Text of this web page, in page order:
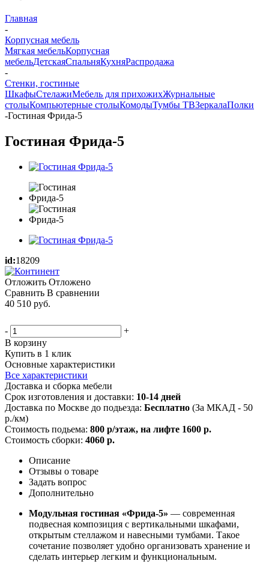
Главная
-
Корпусная мебель
Мягкая мебельКорпусная
мебельДетскаяСпальняКухняРаспродажа
-
Стенки, гостиные
ШкафыСтелажиМебель для прихожихЖурнальные
столыКомпьютерные столыКомодыТумбы ТВЗеркалаПолки
-Гостиная Фрида-5
Гостиная Фрида-5
id:18209
Отложить Отложено
Сравнить В сравнении
40 510 руб.
-
+
В корзину
Купить в 1 клик
Основные характеристики
Все характеристики
Доставка и сборка мебели
Срок изготовления и доставки: 10-14 дней
Доставка по Москве до подьезда: Бесплатно (За МКАД - 50
р./км)
Стоимость подьема: 800 р/этаж, на лифте 1600 р.
Стоимость сборки: 4060 р.
Описание
Отзывы о товаре
Задать вопрос
Дополнительно
Модульная гостиная «Фрида-5» — современная
подвесная композиция с вертикальными шкафами,
открытым стеллажом и навесными тумбами. Такое
сочетание позволяет удобно организовать хранение и
сделать интерьер легким и функциональным.